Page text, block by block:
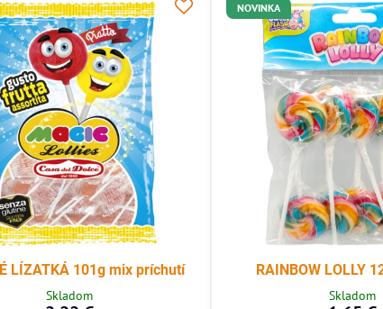
LÍZATKÁ 101g mix príchutí
Skladom
NOVINKA
RAINBOW LOLLY
Skladom